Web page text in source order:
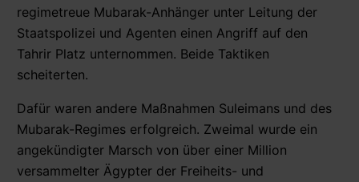
regimetreue Mubarak-Anhänger unter Leitung der
Staatspolizei und Agenten einen Angriff auf den
Tahrir Platz unternommen. Beide Taktiken
scheiterten.
Dafür waren andere Maßnahmen Suleimans und des
Mubarak-Regimes erfolgreich. Zweimal wurde ein
angekündigter Marsch von über einer Million
versammelter Ägypter der Freiheits- und